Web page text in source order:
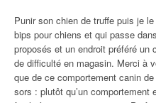
Punir son chien de truffe puis je
bips pour chiens et qui passe
proposés et un endroit préféré
de difficulté en magasin. Merci à
que de ce comportement canin
sors : plutôt qu’un